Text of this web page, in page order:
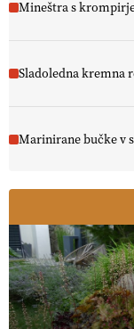
Mineštra s
Sladoledna kremna
Marinirane bučke v